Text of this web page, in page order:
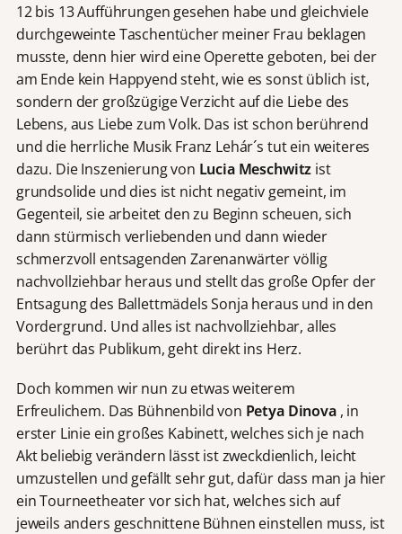
12 bis 13 Aufführungen gesehen habe und gleichviele
durchgeweinte Taschentücher meiner Frau beklagen
musste, denn hier wird eine Operette geboten, bei der
am Ende kein Happyend steht, wie es sonst üblich ist,
sondern der großzügige Verzicht auf die Liebe des
Lebens, aus Liebe zum Volk. Das ist schon berührend
und die herrliche Musik Franz Lehár´s tut ein weiteres
dazu. Die Inszenierung von Lucia Meschwitz ist
grundsolide und dies ist nicht negativ gemeint, im
Gegenteil, sie arbeitet den zu Beginn scheuen, sich
dann stürmisch verliebenden und dann wieder
schmerzvoll entsagenden Zarenanwärter völlig
nachvollziehbar heraus und stellt das große Opfer der
Entsagung des Ballettmädels Sonja heraus und in den
Vordergrund. Und alles ist nachvollziehbar, alles
berührt das Publikum, geht direkt ins Herz.
Doch kommen wir nun zu etwas weiterem
Erfreulichem. Das Bühnenbild von Petya Dinova, in
erster Linie ein großes Kabinett, welches sich je nach
Akt beliebig verändern lässt ist zweckdienlich, leicht
umzustellen und gefällt sehr gut, dafür dass man ja hier
ein Tourneetheater vor sich hat, welches sich auf
jeweils anders geschnittene Bühnen einstellen muss, ist